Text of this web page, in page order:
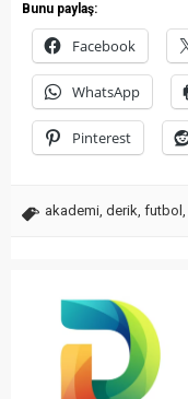
Bunu paylaş:
Facebook
WhatsApp
Pinterest
akademi, derik, futbol ,